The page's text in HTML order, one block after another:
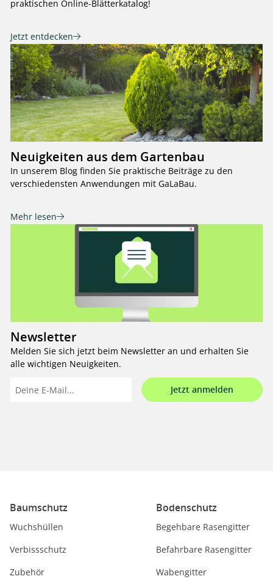
praktischen Online-Blätterkatalog!
Jetzt entdecken
Neuigkeiten aus dem Gartenbau
In unserem Blog finden Sie praktische Beiträge zu den
verschiedensten Anwendungen mit GaLaBau.
Mehr lesen
Newsletter
Melden Sie sich jetzt beim Newsletter an und erhalten Sie
alle wichtigen Neuigkeiten.
Jetzt anmelden
Baumschutz
Wuchshüllen
Verbissschutz
Zubehör
Bodenschutz
Begehbare Rasengitter
Befahrbare Rasengitter
Wabengitter